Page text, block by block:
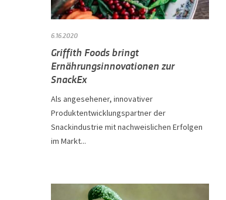
6.16.2020
Griffith Foods bringt
Ernährungsinnovationen zur
SnackEx
Als angesehener, innovativer
Produktentwicklungspartner der
Snackindustrie mit nachweislichen Erfolgen
im Markt...